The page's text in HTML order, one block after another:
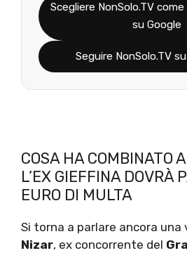
Scegliere NonSolo.TV
su Google
Seguire NonSolo.TV
COSA HA COMBINATO
L’EX GIEFFINA DOVRÀ
EURO DI MULTA
Si torna a parlare ancora una
Nizar, ex concorrente del